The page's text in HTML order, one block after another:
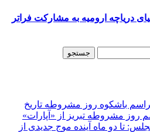
دریاچه ارومیه به مشارکت فراتر
باشکوه روز مشروطه تاریخ
روز مشروطه تبریز از «آپارات»
تا دو ماه آینده موج جدیدی از